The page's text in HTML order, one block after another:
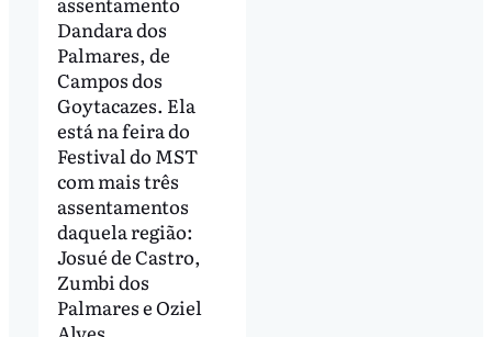
Dandara dos
Palmares, de
Campos dos
Goytacazes. Ela
está na feira do
Festival do MST
com mais três
assentamentos
daquela região:
Josué de Castro,
Zumbi dos
Palmares e Oziel